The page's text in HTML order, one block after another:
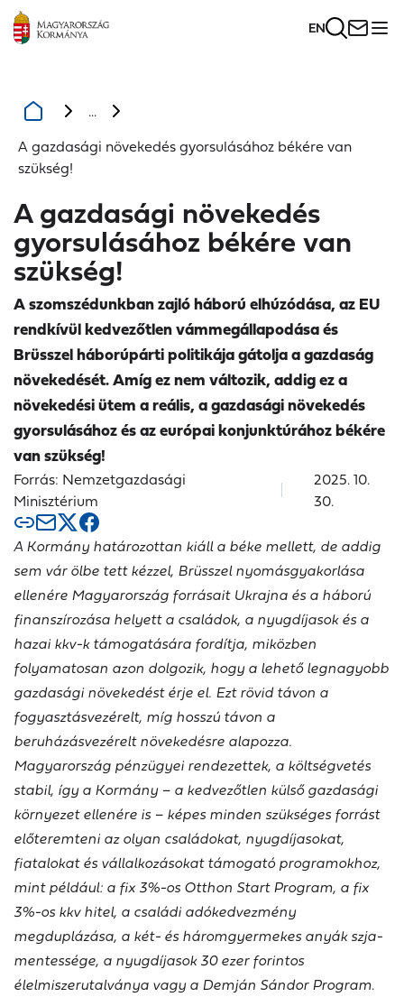
EN
...
A gazdasági növekedés gyorsulásához békére van
szükség!
A gazdasági növekedés
gyorsulásához békére van
szükség!
A szomszédunkban zajló háború elhúzódása, az EU
rendkívül kedvezőtlen vámmegállapodása és
Brüsszel háborúpárti politikája gátolja a gazdaság
növekedését. Amíg ez nem változik, addig ez a
növekedési ütem a reális, a gazdasági növekedés
gyorsulásához és az európai konjunktúrához békére
van szükség!
Forrás: Nemzetgazdasági
Minisztérium
2025. 10.
30.
A Kormány határozottan kiáll a béke mellett, de addig
sem vár ölbe tett kézzel, Brüsszel nyomásgyakorlása
ellenére Magyarország forrásait Ukrajna és a háború
finanszírozása helyett a családok, a nyugdíjasok és a
hazai kkv-k támogatására fordítja, miközben
folyamatosan azon dolgozik, hogy a lehető legnagyobb
gazdasági növekedést érje el. Ezt rövid távon a
fogyasztásvezérelt, míg hosszú távon a
beruházásvezérelt növekedésre alapozza.
Magyarország pénzügyei rendezettek, a költségvetés
stabil, így a Kormány – a kedvezőtlen külső gazdasági
környezet ellenére is – képes minden szükséges forrást
előteremteni az olyan családokat, nyugdíjasokat,
fiatalokat és vállalkozásokat támogató programokhoz,
mint például: a fix 3%-os Otthon Start Program, a fix
3%-os kkv hitel, a családi adókedvezmény
megduplázása, a két- és háromgyermekes anyák szja-
mentessége, a nyugdíjasok 30 ezer forintos
élelmiszerutalványa vagy a Demján Sándor Program.